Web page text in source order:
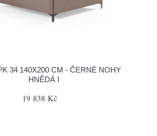
34 140X200 CM - ČERNÉ NOHY
HNĚDÁ I
19 838 Kč